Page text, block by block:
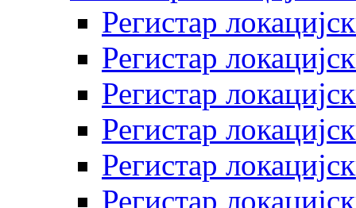
Регистар
Регистар
Регистар
Регистар
Регистар
Регистар